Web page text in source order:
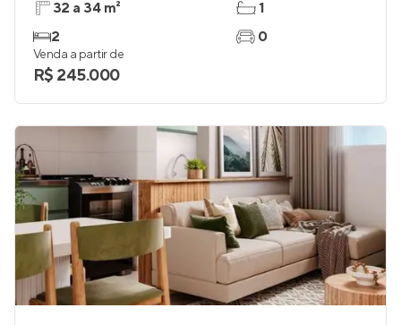
32 a 34 m²
2
1
0
Venda a partir de
R$ 245.000